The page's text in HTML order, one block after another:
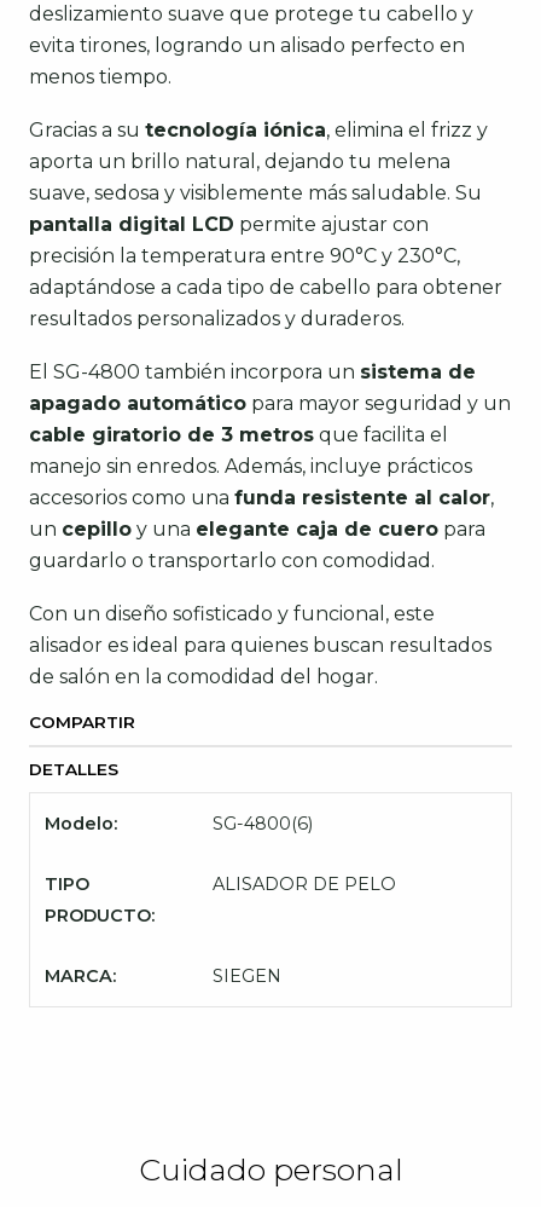
deslizamiento suave que protege tu cabello y
evita tirones, logrando un alisado perfecto en
menos tiempo.
Gracias a su tecnología iónica, elimina el frizz y
aporta un brillo natural, dejando tu melena
suave, sedosa y visiblemente más saludable. Su
pantalla digital LCD permite ajustar con
precisión la temperatura entre 90°C y 230°C,
adaptándose a cada tipo de cabello para obtener
resultados personalizados y duraderos.
El SG-4800 también incorpora un sistema de
apagado automático para mayor seguridad y un
cable giratorio de 3 metros que facilita el
manejo sin enredos. Además, incluye prácticos
accesorios como una funda resistente al calor,
un cepillo y una elegante caja de cuero para
guardarlo o transportarlo con comodidad.
Con un diseño sofisticado y funcional, este
alisador es ideal para quienes buscan resultados
de salón en la comodidad del hogar.
COMPARTIR
DETALLES
Modelo: SG-4800(6)
TIPO
PRODUCTO:
ALISADOR DE PELO
MARCA: SIEGEN
Cuidado personal